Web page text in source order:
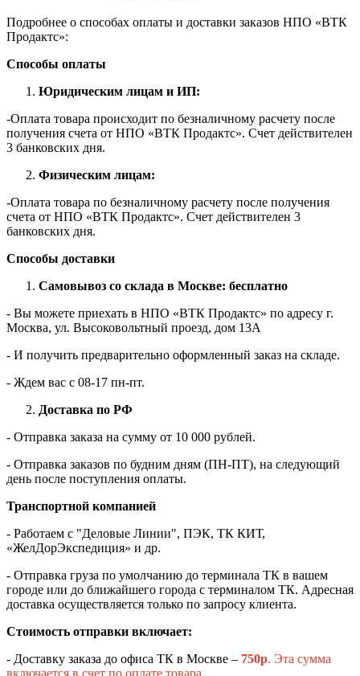
Подробнее о способах оплаты и доставки заказов НПО «ВТК
Продактс»:
Способы оплаты
Юридическим лицам и ИП:
-Оплата товара происходит по безналичному расчету после
получения счета от НПО «ВТК Продактс». Счет действителен
3 банковских дня.
Физическим лицам:
-Оплата товара по безналичному расчету после получения
счета от НПО «ВТК Продактс». Счет действителен 3
банковских дня.
Способы доставки
Самовывоз со склада в Москве: бесплатно
- Вы можете приехать в НПО «ВТК Продактс» по адресу г.
Москва, ул. Высоковольтный проезд, дом 13А
- И получить предварительно оформленный заказ на складе.
- Ждем вас c 08-17 пн-пт.
Доставка по РФ
- Отправка заказа на сумму от 10 000 рублей.
- Отправка заказов по будним дням (ПН-ПТ), на следующий
день после поступления оплаты.
Транспортной компанией
- Работаем с "Деловые Линии", ПЭК, ТК КИТ,
«ЖелДорЭкспедиция» и др.
- Отправка груза по умолчанию до терминала ТК в вашем
городе или до ближайшего города с терминалом ТК. Адресная
доставка осуществляется только по запросу клиента.
Стоимость отправки включает:
- Доставку заказа до офиса ТК в Москве – 750р. Эта сумма
включается в счет по оплате товара.